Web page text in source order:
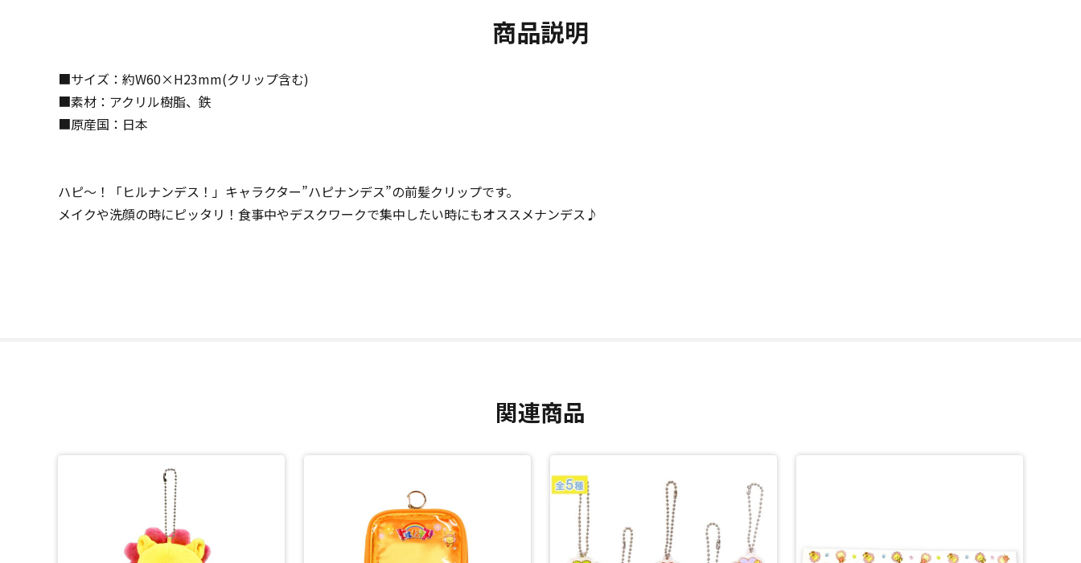
商品説明
■サイズ：約W60×H23mm(クリップ含む)
■素材：アクリル樹脂、鉄
■原産国：日本
ハピ～！「ヒルナンデス！」キャラクター”ハピナンデス”の前髪クリップです。
メイクや洗顔の時にピッタリ！食事中やデスクワークで集中したい時にもオススメナンデス♪
関連商品